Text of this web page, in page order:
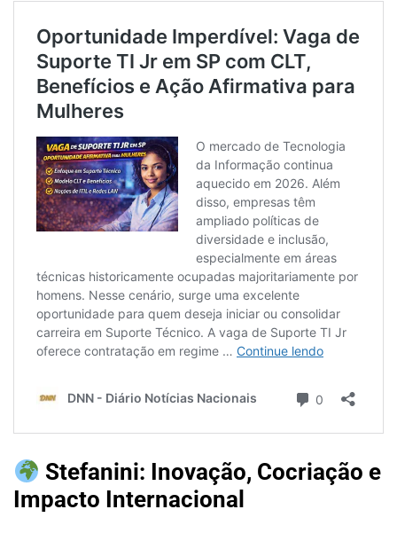
Stefanini: Inovação, Cocriação e
Impacto Internacional